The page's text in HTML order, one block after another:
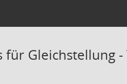
für Gleichstellung